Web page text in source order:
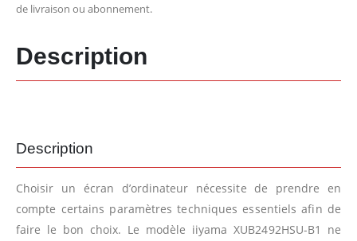
de livraison ou abonnement.
Description
Description
Choisir un écran d’ordinateur nécessite de prendre en
compte certains paramètres techniques essentiels afin de
faire le bon choix. Le modèle iiyama XUB2492HSU-B1 ne